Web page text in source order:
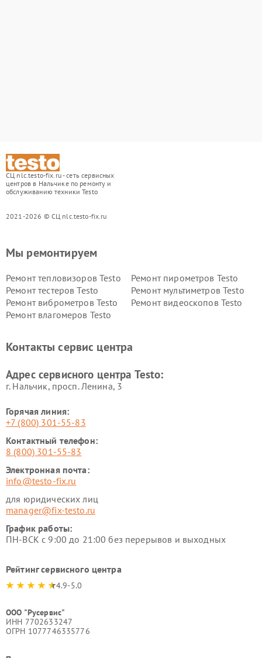
СЦ nlc.testo-fix.ru - сеть сервисных
центров в Нальчике по ремонту и
обслуживанию техники Testo
2021-2026 © СЦ nlc.testo-fix.ru
Мы ремонтируем
Ремонт тепловизоров Testo
Ремонт пирометров Testo
Ремонт тестеров Testo
Ремонт мультиметров Testo
Ремонт виброметров Testo
Ремонт видеоскопов Testo
Ремонт влагомеров Testo
Контакты сервис центра
Адрес сервисного центра Testo:
г. Нальчик, просп. Ленина, 3
Горячая линия:
+7 (800) 301-55-83
Контактный телефон:
8 (800) 301-55-83
Электронная почта:
info@testo-fix.ru
для юридических лиц
manager@fix-testo.ru
График работы:
ПН-ВСК с 9:00 до 21:00 без перерывов и выходных
Рейтинг сервисного центра
4.9-5.0
ООО "Русервис"
ИНН 7702633247
ОГРН 1077746335776